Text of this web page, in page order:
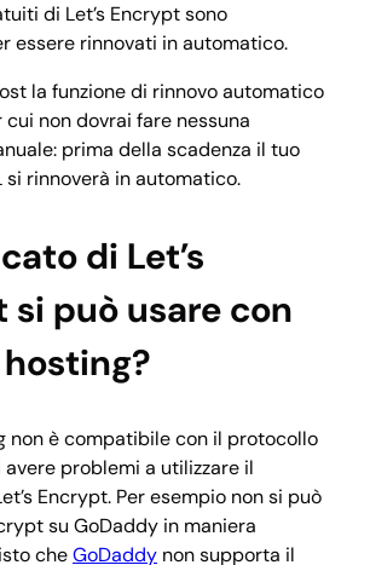
di Let’s Encrypt sono
essere rinnovati in automatico.
la funzione di rinnovo automatico
non dovrai fare nessuna
prima della scadenza il tuo
si rinnoverà in automatico.
di Let’s
si può usare con
non è compatibile con il protocollo
avere problemi a utilizzare il
Encrypt. Per esempio non si può
su GoDaddy in maniera
cheGoDaddy non supporta il